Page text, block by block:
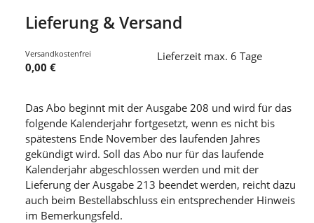
Lieferung & Versand
Versandkostenfrei
0,00 €
Lieferzeit max. 6 Tage
Das Abo beginnt mit der Ausgabe 208 und wird für das
folgende Kalenderjahr fortgesetzt, wenn es nicht bis
spätestens Ende November des laufenden Jahres
gekündigt wird. Soll das Abo nur für das laufende
Kalenderjahr abgeschlossen werden und mit der
Lieferung der Ausgabe 213 beendet werden, reicht dazu
auch beim Bestellabschluss ein entsprechender Hinweis
im Bemerkungsfeld.